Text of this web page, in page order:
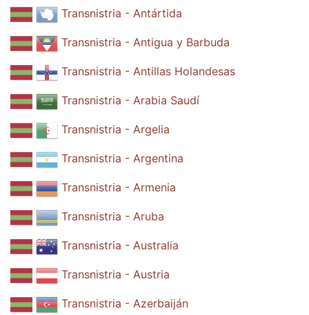
Transnistria - Antártida
Transnistria - Antigua y Barbuda
Transnistria - Antillas Holandesas
Transnistria - Arabia Saudí
Transnistria - Argelia
Transnistria - Argentina
Transnistria - Armenia
Transnistria - Aruba
Transnistria - Australia
Transnistria - Austria
Transnistria - Azerbaiján